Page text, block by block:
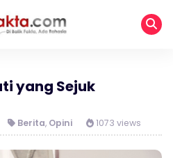
yang Sejuk
Berita, Opini 1073 views